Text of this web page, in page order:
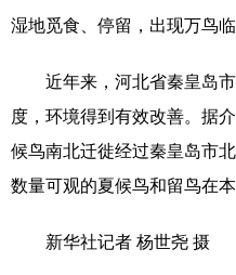
地方频道
北京 天津
湿地觅食、停留，出现万鸟临
近年来，河北省秦皇岛市
度，环境得到有效改善。据
候鸟南北迁徙经过秦皇岛市
数量可观的夏候鸟和留鸟在本
新华社记者 杨世尧 摄